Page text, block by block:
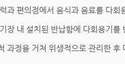
과 편의점에서 음식과 음료를 다회
장 내 설치된 반납함에 다회용기를
과정을 거쳐 위생적으로 관리한 후